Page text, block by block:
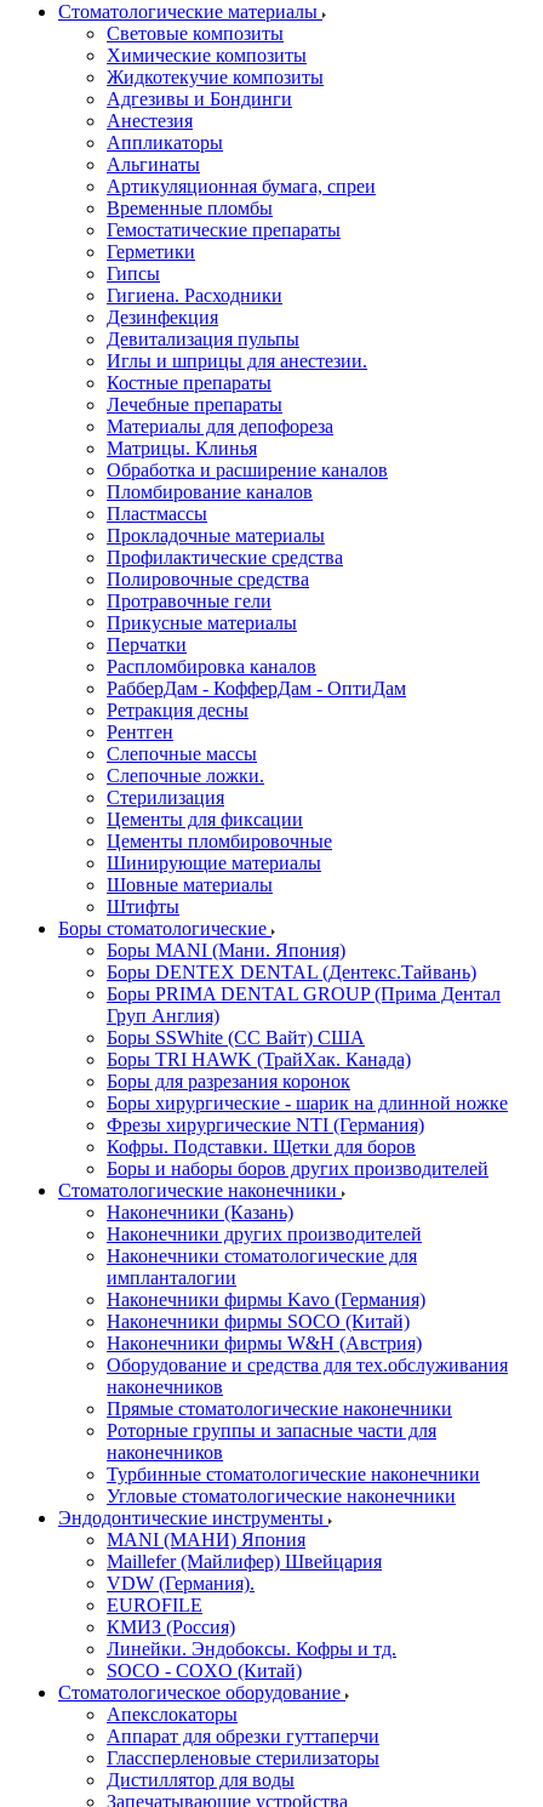
Стоматологические материалы
Световые композиты
Химические композиты
Жидкотекучие композиты
Адгезивы и Бондинги
Анестезия
Аппликаторы
Альгинаты
Артикуляционная бумага, спреи
Временные пломбы
Гемостатические препараты
Герметики
Гипсы
Гигиена. Расходники
Дезинфекция
Девитализация пульпы
Иглы и шприцы для анестезии.
Костные препараты
Лечебные препараты
Материалы для депофореза
Матрицы. Клинья
Обработка и расширение каналов
Пломбирование каналов
Пластмассы
Прокладочные материалы
Профилактические средства
Полировочные средства
Протравочные гели
Прикусные материалы
Перчатки
Распломбировка каналов
РабберДам - КофферДам - ОптиДам
Ретракция десны
Рентген
Слепочные массы
Слепочные ложки.
Стерилизация
Цементы для фиксации
Цементы пломбировочные
Шинирующие материалы
Шовные материалы
Штифты
Боры стоматологические
Боры MANI (Мани. Япония)
Боры DENTEX DENTAL (Дентекс.Тайвань)
Боры PRIMA DENTAL GROUP (Прима Дентал
Груп Англия)
Боры SSWhite (СС Вайт) США
Боры TRI HAWK (ТрайХак. Канада)
Боры для разрезания коронок
Боры хирургические - шарик на длинной ножке
Фрезы хирургические NTI (Германия)
Кофры. Подставки. Щетки для боров
Боры и наборы боров других производителей
Стоматологические наконечники
Наконечники (Казань)
Наконечники других производителей
Наконечники стоматологические для
импланталогии
Наконечники фирмы Kavo (Германия)
Наконечники фирмы SOCO (Китай)
Наконечники фирмы W&H (Австрия)
Оборудование и средства для тех.обслуживания
наконечников
Прямые стоматологические наконечники
Роторные группы и запасные части для
наконечников
Турбинные стоматологические наконечники
Угловые стоматологические наконечники
Эндодонтические инструменты
MANI (МАНИ) Япония
Maillefer (Майлифер) Швейцария
VDW (Германия).
EUROFILE
КМИЗ (Россия)
Линейки. Эндобоксы. Кофры и тд.
SOCO - COXO (Китай)
Стоматологическое оборудование
Апекслокаторы
Аппарат для обрезки гуттаперчи
Глассперленовые стерилизаторы
Дистиллятор для воды
Запечатывающие устройства